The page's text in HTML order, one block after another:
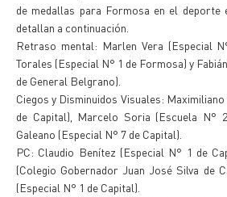
de medallas para Formosa en el deporte
detallan a continuación.
Retraso mental: Marlen Vera (Especial
Torales (Especial N° 1 de Formosa) y
de General Belgrano).
Ciegos y Disminuidos Visuales:
de Capital), Marcelo Soria (Escuela N°
Galeano (Especial N° 7 de Capital).
PC: Claudio Benítez (Especial N° 1 de
(Colegio Gobernador Juan José Silva de
(Especial N° 1 de Capital).